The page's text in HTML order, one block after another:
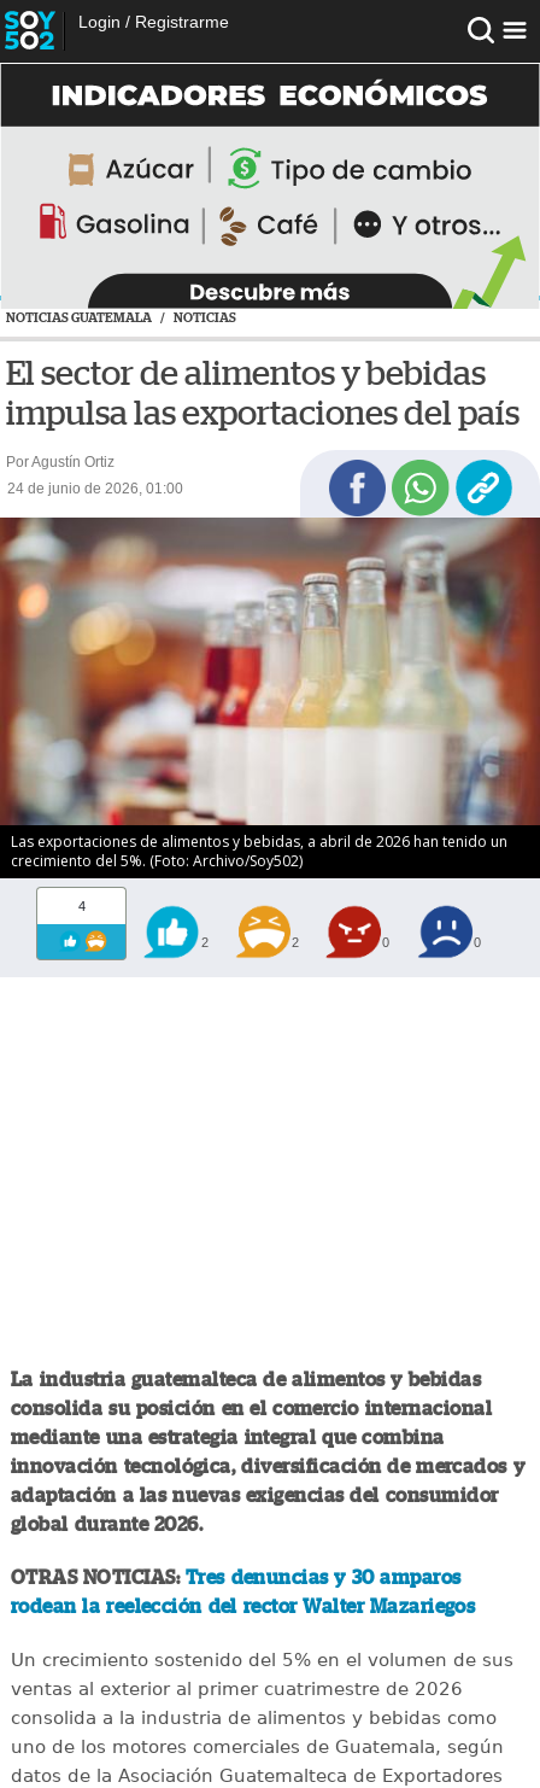
Login / Registrarme
NOTICIAS GUATEMALA / NOTICIAS
El sector de alimentos y bebidas
impulsa las exportaciones del país
Por Agustín Ortiz
24 de junio de 2026, 01:00
Las exportaciones de alimentos y bebidas, a abril de 2026 han tenido un
crecimiento del 5%. (Foto: Archivo/Soy502)
4
2 2 0 0
La industria guatemalteca de alimentos y bebidas
consolida su posición en el comercio internacional
mediante una estrategia integral que combina
innovación tecnológica, diversificación de mercados y
adaptación a las nuevas exigencias del consumidor
global durante 2026.
OTRAS NOTICIAS: Tres denuncias y 30 amparos
rodean la reelección del rector Walter Mazariegos
Un crecimiento sostenido del 5% en el volumen de sus
ventas al exterior al primer cuatrimestre de 2026
consolida a la industria de alimentos y bebidas como
uno de los motores comerciales de Guatemala, según
datos de la Asociación Guatemalteca de Exportadores